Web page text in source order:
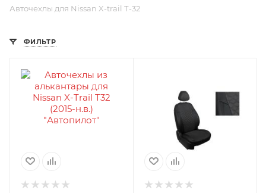
Авточехлы для Nissan X-trail Т-32
ФИЛЬТР